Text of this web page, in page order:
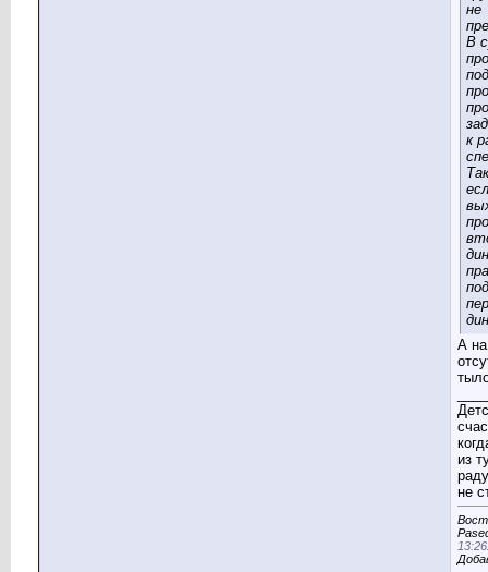
не
В
к
А
из
не
13:26